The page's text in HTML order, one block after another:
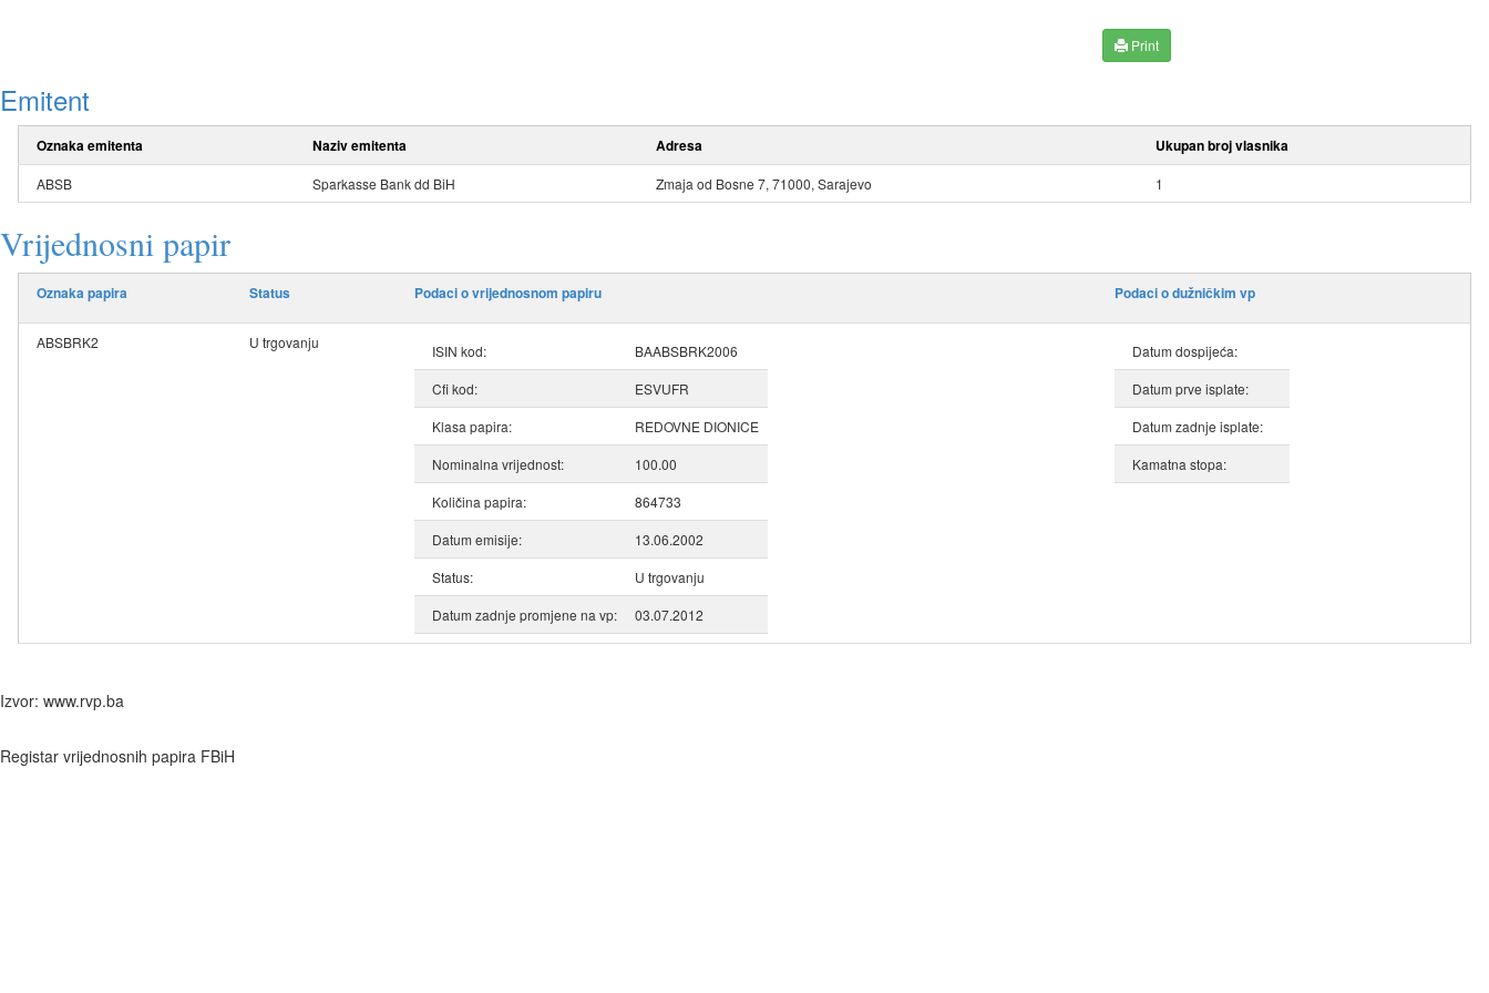
Print
Emitent
Oznaka emitenta Naziv emitenta Adresa Ukupan broj vlasnika
ABSB Sparkasse Bank dd BiH Zmaja od Bosne 7, 71000, Sarajevo 1
Vrijednosni papir
Oznaka papira Status Podaci o vrijednosnom papiru Podaci o dužničkim vp
ABSBRK2 U trgovanju ISIN kod:
BAABSBRK2006
Cfi kod:
ESVUFR
Klasa papira:
REDOVNE DIONICE
Nominalna vrijednost:
100.00
Količina papira:
864733
Datum emisije:
13.06.2002
Status:
U trgovanju
Datum zadnje promjene na vp:
03.07.2012
Datum dospijeća:
Datum prve isplate:
Datum zadnje isplate:
Kamatna stopa:
Izvor: www.rvp.ba
Registar vrijednosnih papira FBiH